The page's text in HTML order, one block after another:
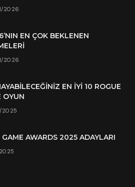
2026
EN ÇOK BEKLENEN
2026
EN İYI 10 ROGUE
OYUN
2025
GAME AWARDS 2025 ADAYLARI